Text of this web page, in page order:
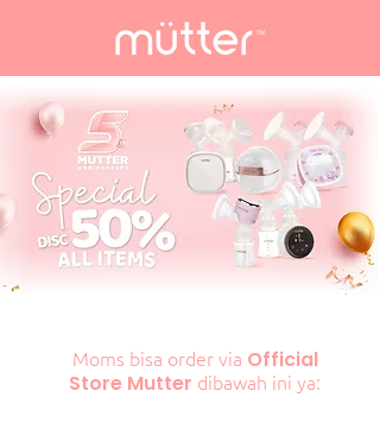
Moms bisa order via Official
Store Mutter dibawah ini ya: